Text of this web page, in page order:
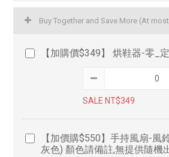
Buy Together and Save More (At
【加購價$349】 烘鞋器-零_
SALE NT$349
【加價購$550】手持風扇-風
灰色) 顏色請備註,無提供隨機